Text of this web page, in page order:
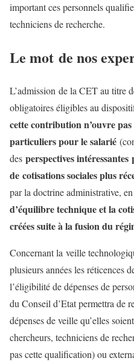
important ces personnels
techniciens de recherche.
Le mot de nos
L’admission de la CET au titre
obligatoires éligibles au
cette contribution n’ouvre
particuliers pour le salarié
des perspectives
de cotisations sociales plus
par la doctrine administrative,
d’équilibre technique et la
créées suite à la fusion du
Concernant la veille
plusieurs années les réticences
l’éligibilité de dépenses de
du Conseil d’Etat permettra de
dépenses de veille qu’elles
chercheurs, techniciens de
pas cette qualification) ou